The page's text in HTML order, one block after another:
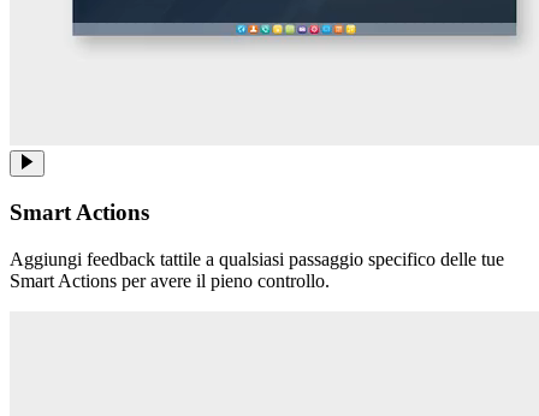
Smart Actions
Aggiungi feedback tattile a qualsiasi passaggio specifico delle tue
Smart Actions per avere il pieno controllo.